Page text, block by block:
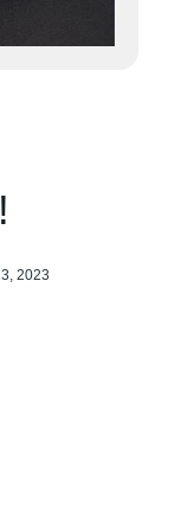
2023